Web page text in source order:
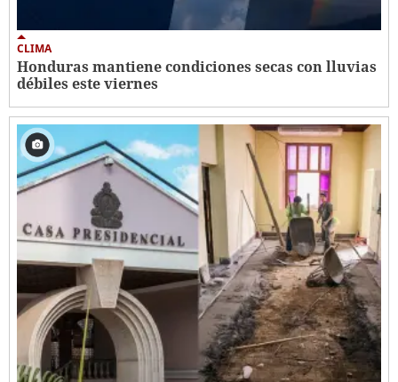
CLIMA
Honduras mantiene condiciones secas con lluvias
débiles este viernes